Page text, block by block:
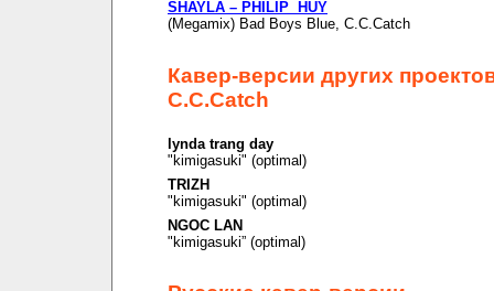
SHAYLA – PHILIP HUY
(Megamix) Bad Boys Blue, C.C.Catch
Кавер-версии других
C.C.Catch
lynda trang day
"kimigasuki" (optimal)
TRIZH
"kimigasuki" (optimal)
NGOC LAN
"kimigasuki” (optimal)